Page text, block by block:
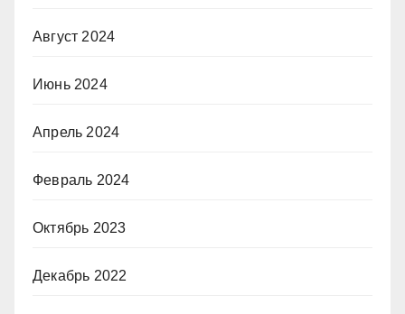
Август 2024
Июнь 2024
Апрель 2024
Февраль 2024
Октябрь 2023
Декабрь 2022